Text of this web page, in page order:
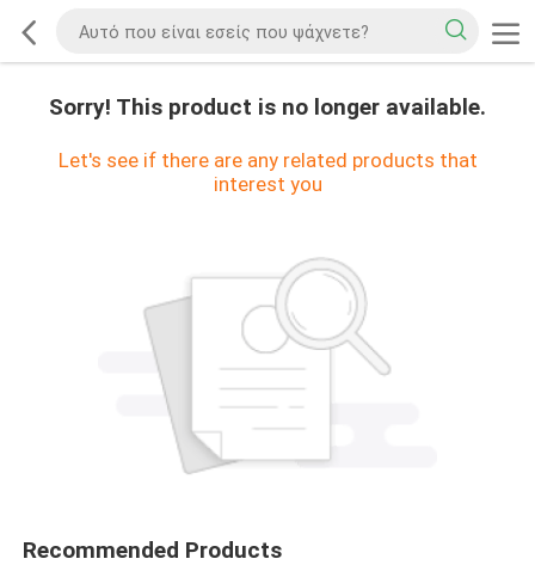
Sorry! This product is no longer available.
Let's see if there are any related products that
interest you
Recommended Products